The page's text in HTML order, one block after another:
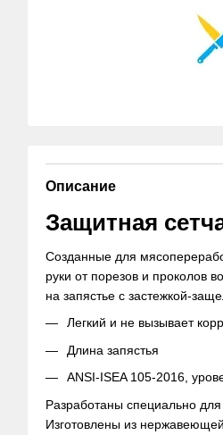
Описание
Защитная
Созданные для
руки от порезов и проколов
на запястье с застежкой-
Легкий и не вызывает
Длина запястья
ANSI-ISEA 105-2016,
Разработаны специально
Изготовлены из нержавеющей